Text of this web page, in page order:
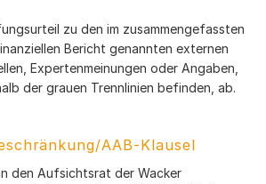
zu den im zusammengefassten
Bericht genannten externen
Expertenmeinungen oder Angaben,
der grauen Trennlinien befinden, ab.
AAB-Klausel
den Aufsichtsrat der Wacker